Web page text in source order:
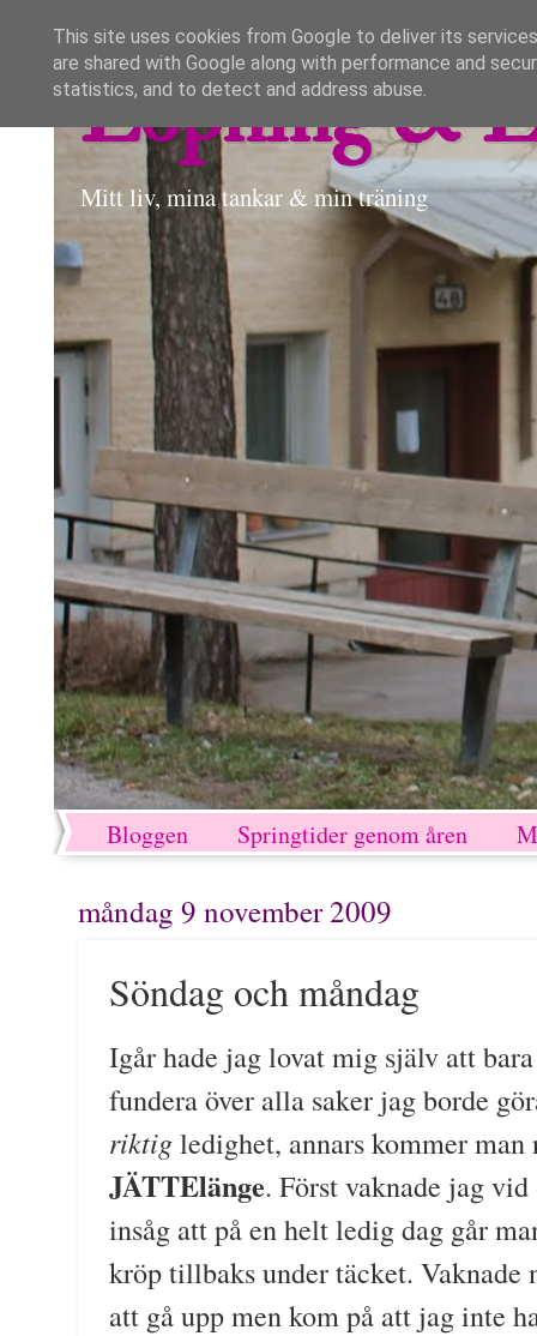
Löpning &
Mitt liv, mina tankar & min träning
Bloggen Springtider genom åren
måndag 9 november 2009
Söndag och måndag
Igår hade jag lovat mig själv att
fundera över alla saker jag borde
riktigledighet, annars kommer
JÄTTElänge. Först vaknade jag
insåg att på en helt ledig dag går
kröp tillbaks under täcket. Vaknade
att gå upp men kom på att jag inte
This site uses cookies from Google to deliver its
are shared with Google along with performance and
statistics, and to detect and address abuse.